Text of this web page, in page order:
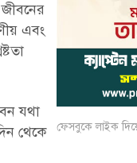
এবং
যথা
থেকে
ফেসবুকে লাইক